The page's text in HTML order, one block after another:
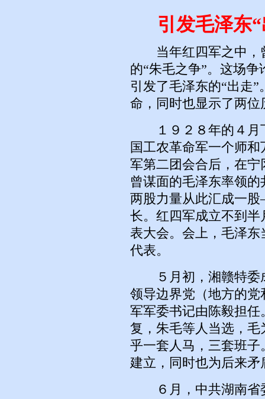
引发毛泽东
当年红四军之中，
的“朱毛之争”。这场
引发了毛泽东的“出走
命，同时也显示了两
１９２８年的４月
国工农革命军一个师
军第二团会合后，在
曾谋面的毛泽东率领
两股力量从此汇成一
长。红四军成立不到
表大会。会上，毛泽
代表。
５月初，湘赣特委
领导边界党（地方的
军军委书记由陈毅担
复，朱毛等人当选，
乎一套人马，三套班
建立，同时也为后来
６月，中共湖南省